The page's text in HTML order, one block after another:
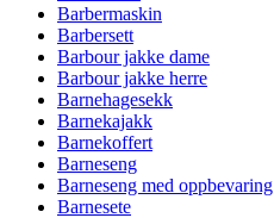
Barbermaskin
Barbersett
Barbour jakke dame
Barbour jakke herre
Barnehagesekk
Barnekajakk
Barnekoffert
Barneseng
Barneseng med oppbevaring
Barnesete